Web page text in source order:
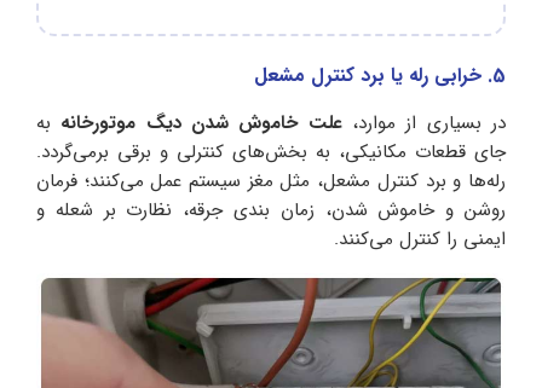
5. خرابی رله یا برد کنترل مشعل
در بسیاری از موارد،علت خاموش شدن دیگ موتورخانه به
‌جای قطعات مکانیکی، به بخش‌های کنترلی و برقی برمی‌گردد.
رله‌ها و برد کنترل مشعل، مثل مغز سیستم عمل می‌کنند؛ فرمان
روشن و خاموش شدن، زمان‌ بندی جرقه، نظارت بر شعله و
ایمنی را کنترل می‌کنند.